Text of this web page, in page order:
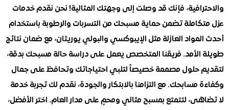
فإنك قد وصلت إلى وجهتك المثالية! نحن نقدم خدمات
تضمن حماية مسبحك من التسربات والرطوبة باستخدام
العازلة مثل الإيبوكسي والبولي يوريثان، مع ضمان نتائج
فريقنا المتخصص يعمل على دراسة حالة مسبحك بدقة،
حلول مصممة خصيصاً لتلبي احتياجاتك وتحافظ على جمال
مسابحك. مع التزامنا بالابتكار والجودة، نقدم لك تجربة خدمة
لتتمتع بمسبح مثالي ومحمٍ على مدار العام. اختر الأفضل،